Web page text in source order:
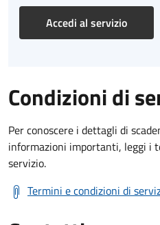
Accedi al servizio
Condizioni di
Per conoscere i dettagli di
informazioni importanti, leggi i
servizio.
Termini e condizioni di